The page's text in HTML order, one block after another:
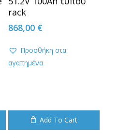
rack
868,00 €
Προσθήκη στα
αγαπημένα
Add To Cart